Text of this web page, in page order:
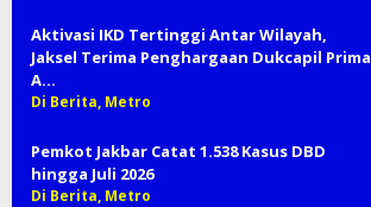
Aktivasi IKD Tertinggi Antar Wilayah,
Jaksel Terima Penghargaan Dukcapil Prima
A…
Di Berita, Metro
Pemkot Jakbar Catat 1.538 Kasus DBD
hingga Juli 2026
Di Berita, Metro